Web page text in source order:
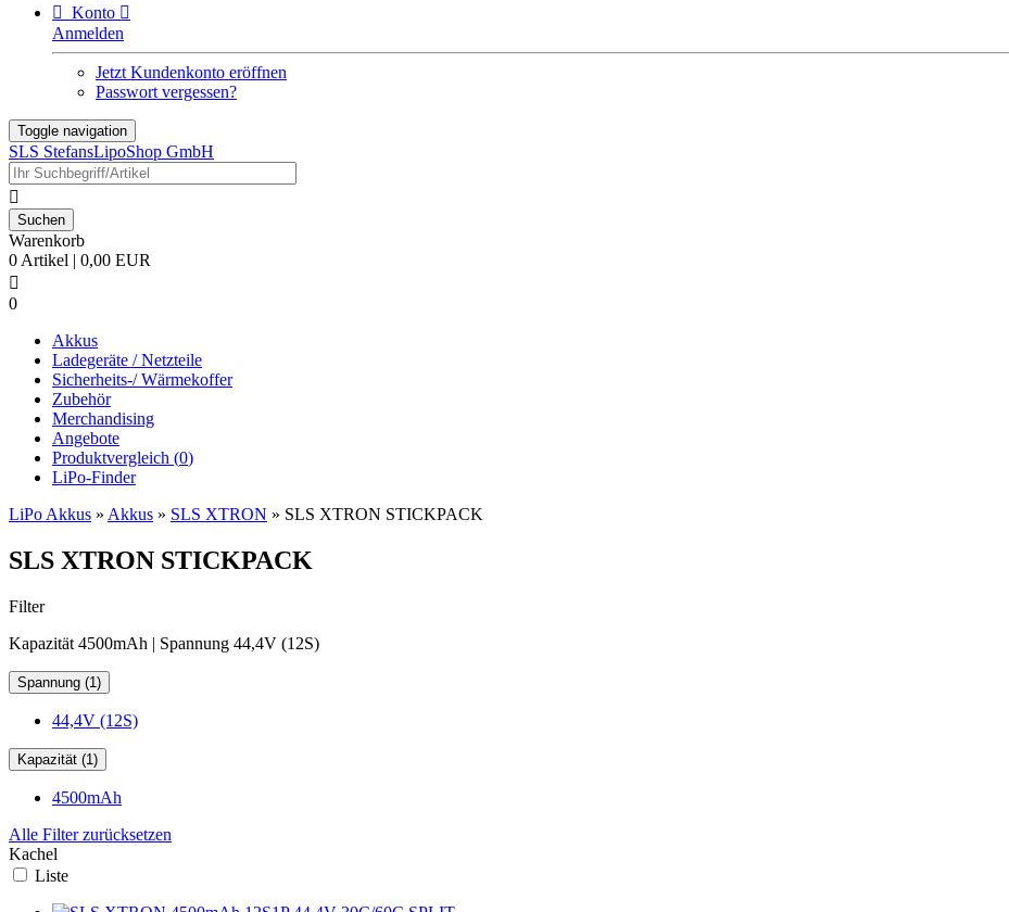
 Konto 
Anmelden
Jetzt Kundenkonto eröffnen
Passwort vergessen?
Toggle navigation
SLS StefansLipoShop GmbH

Warenkorb
0 Artikel | 0,00 EUR

0
Akkus
Ladegeräte / Netzteile
Sicherheits-/ Wärmekoffer
Zubehör
Merchandising
Angebote
Produktvergleich (0)
LiPo-Finder
LiPo Akkus » Akkus » SLS XTRON » SLS XTRON STICKPACK
SLS XTRON STICKPACK
Filter
Kapazität 4500mAh | Spannung 44,4V (12S)
Spannung (1)
44,4V (12S)
Kapazität (1)
4500mAh
Alle Filter zurücksetzen
Kachel
Liste